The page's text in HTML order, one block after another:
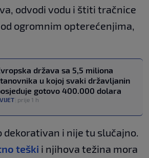
odvodi vodu i štiti tračnice
ogromnim opterećenjima,
država sa 5,5 miliona
u kojoj svaki državljanin
gotovo 400.000 dolara
prije 1 h
dekorativan i nije tu slučajno.
teški i njihova težina mora